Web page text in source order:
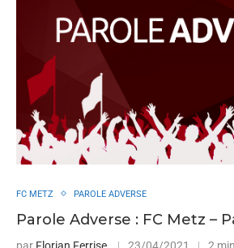
FC METZ PAROLE ADVERSE
Parole Adverse : FC Metz –